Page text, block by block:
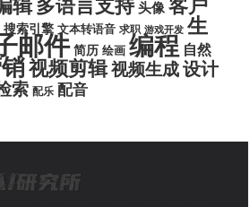
辑 多语言支持 头像 客户
搜索引擎 文本转语音 求职 游戏开发 生
邮件 简历 绘画 编程 自然
视频剪辑视频生成设计
索 配乐 配音